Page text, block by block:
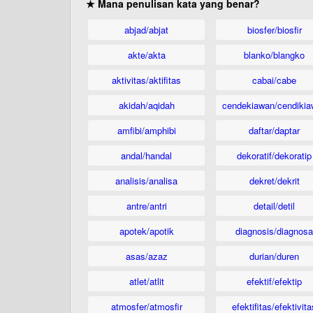
★ Mana penulisan kata yang benar?
abjad/abjat
akte/akta
aktivitas/aktifitas
akidah/aqidah
amfibi/amphibi
andal/handal
analisis/analisa
antre/antri
apotek/apotik
asas/azaz
atlet/atlit
atmosfer/atmosfir
biosfer/biosfir
blanko/blangko
cabai/cabe
cendekiawan/
daftar/daptar
dekoratif/dekoratip
dekret/dekrit
detail/detil
diagnosis/diagnosa
durian/duren
efektif/efektip
efektifitas/